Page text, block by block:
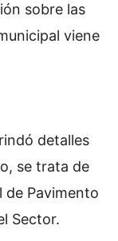
sobre las
viene
detalles
se trata de
de Pavimento
Sector.